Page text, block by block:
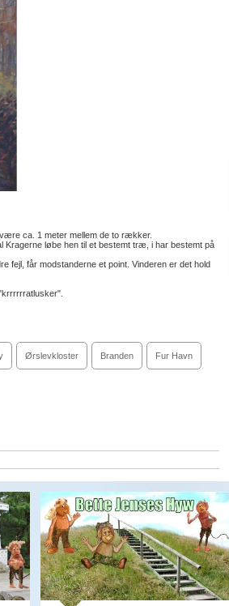
ca. 1 meter mellem de to rækker.
Kragerne løbe hen til et bestemt træ, i har bestemt på
fejl, får modstanderne et point. Vinderen er det hold
Ørslevkloster Branden Fur Havn